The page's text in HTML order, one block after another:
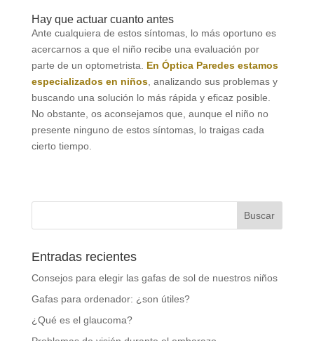
Hay que actuar cuanto antes
Ante cualquiera de estos síntomas, lo más oportuno es
acercarnos a que el niño recibe una evaluación por
parte de un optometrista. En Óptica Paredes estamos
especializados en niños, analizando sus problemas y
buscando una solución lo más rápida y eficaz posible.
No obstante, os aconsejamos que, aunque el niño no
presente ninguno de estos síntomas, lo traigas cada
cierto tiempo.
Entradas recientes
Consejos para elegir las gafas de sol de nuestros niños
Gafas para ordenador: ¿son útiles?
¿Qué es el glaucoma?